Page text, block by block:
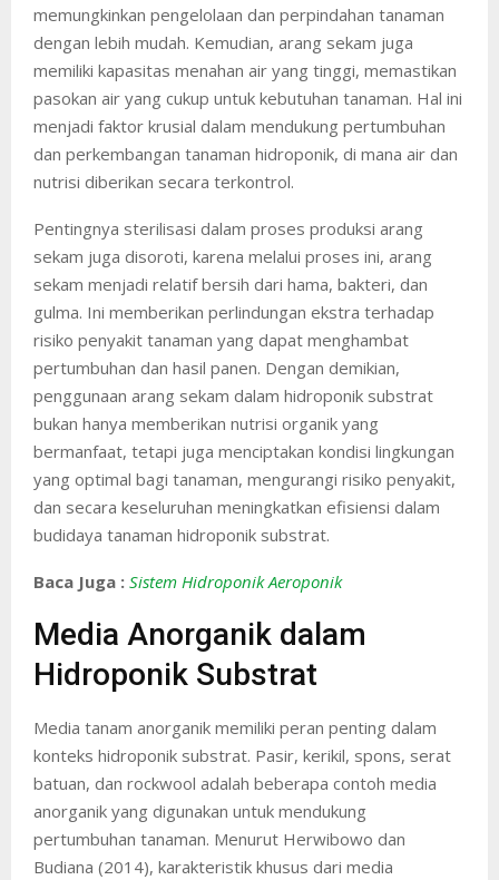
memungkinkan pengelolaan dan perpindahan tanaman
dengan lebih mudah. Kemudian, arang sekam juga
memiliki kapasitas menahan air yang tinggi, memastikan
pasokan air yang cukup untuk kebutuhan tanaman. Hal ini
menjadi faktor krusial dalam mendukung pertumbuhan
dan perkembangan tanaman hidroponik, di mana air dan
nutrisi diberikan secara terkontrol.
Pentingnya sterilisasi dalam proses produksi arang
sekam juga disoroti, karena melalui proses ini, arang
sekam menjadi relatif bersih dari hama, bakteri, dan
gulma. Ini memberikan perlindungan ekstra terhadap
risiko penyakit tanaman yang dapat menghambat
pertumbuhan dan hasil panen. Dengan demikian,
penggunaan arang sekam dalam hidroponik substrat
bukan hanya memberikan nutrisi organik yang
bermanfaat, tetapi juga menciptakan kondisi lingkungan
yang optimal bagi tanaman, mengurangi risiko penyakit,
dan secara keseluruhan meningkatkan efisiensi dalam
budidaya tanaman hidroponik substrat.
Baca Juga : Sistem Hidroponik Aeroponik
Media Anorganik dalam
Hidroponik Substrat
Media tanam anorganik memiliki peran penting dalam
konteks hidroponik substrat. Pasir, kerikil, spons, serat
batuan, dan rockwool adalah beberapa contoh media
anorganik yang digunakan untuk mendukung
pertumbuhan tanaman. Menurut Herwibowo dan
Budiana (2014), karakteristik khusus dari media